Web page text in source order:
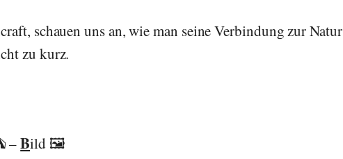
schauen uns an, wie man seine Verbindung zur Natur
zu kurz.
–Bild 🖼️